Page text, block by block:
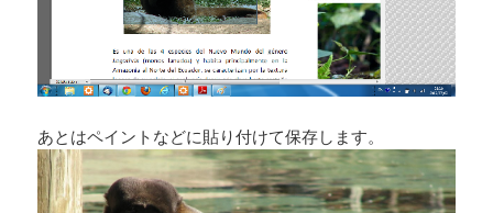
あとはペイントなどに貼り付けて保存します。